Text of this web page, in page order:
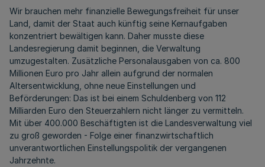
Wir brauchen mehr finanzielle Bewegungsfreiheit für unser
Land, damit der Staat auch künftig seine Kernaufgaben
konzentriert bewältigen kann. Daher musste diese
Landesregierung damit beginnen, die Verwaltung
umzugestalten. Zusätzliche Personalausgaben von ca. 800
Millionen Euro pro Jahr allein aufgrund der normalen
Altersentwicklung, ohne neue Einstellungen und
Beförderungen: Das ist bei einem Schuldenberg von 112
Milliarden Euro den Steuerzahlern nicht länger zu vermitteln.
Mit über 400.000 Beschäftigten ist die Landesverwaltung viel
zu groß geworden - Folge einer finanzwirtschaftlich
unverantwortlichen Einstellungspolitik der vergangenen
Jahrzehnte.